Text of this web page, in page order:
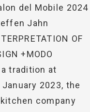
del Mobile 2024
Jahn
OF
+MODO
tradition at
2023, the
company